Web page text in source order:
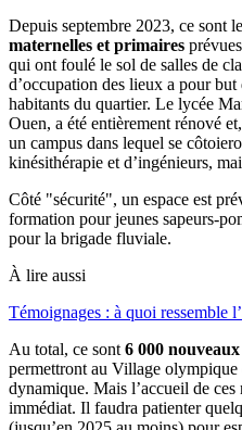
Depuis septembre 2023, ce sont
maternelles et primaires
qui ont foulé le sol de salles de
d’occupation des lieux a pour
habitants du quartier. Le lycée
Ouen, a été entièrement rénové
un campus dans lequel se
kinésithérapie et d’ingénieurs,
Côté "sécurité", un espace est
formation pour jeunes sapeurs-
pour la brigade fluviale.
À lire aussi
Témoignages : à quoi ressemble
Au total, ce sont 6 000
permettront au Village
dynamique. Mais l’accueil de
immédiat. Il faudra patienter